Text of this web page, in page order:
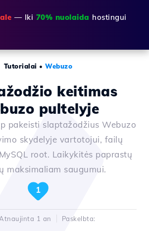
— Iki 70% nuolaida hostingui
Tutorialai •Webuzo
keitimas
pultelyje
pakeisti slaptažodžius Webuzo
skydelyje vartotojui, failų
root. Laikykitės paprastų
maksimaliam saugumui.
1
Atnaujinta 1 an
Paskelbta: